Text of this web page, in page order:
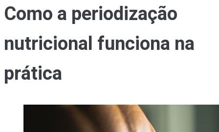
Como a periodização
nutricional funciona na
prática